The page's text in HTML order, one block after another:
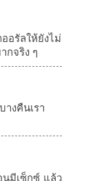
อรัลให้ยังไม่
กจริง ๆ
งคืนเรา
นมีเซ็กซ์ แล้ว